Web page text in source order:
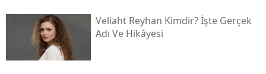
Veliaht Reyhan Kimdir? İşte Gerçek
Adı Ve Hikâyesi